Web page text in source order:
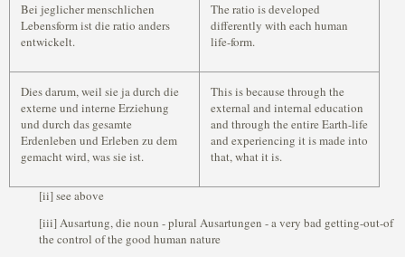
Bei jeglicher menschlichen
Lebensform ist die ratio anders
entwickelt.
The ratio is developed
differently with each human
life-form.
Dies darum, weil sie ja durch die
externe und interne Erziehung
und durch das gesamte
Erdenleben und Erleben zu dem
gemacht wird, was sie ist.
This is because through the
external and internal education
and through the entire Earth-life
and experiencing it is made into
that, what it is.
[ii] see above
[iii] Ausartung, die noun - plural Ausartungen - a very bad getting-out-of
the control of the good human nature